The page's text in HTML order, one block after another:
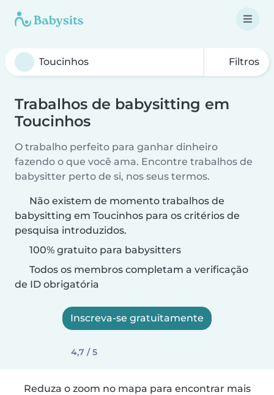
Filtros
Trabalhos de babysitting em
Toucinhos
O trabalho perfeito para ganhar dinheiro
fazendo o que você ama. Encontre trabalhos de
babysitter perto de si, nos seus termos.
Não existem de momento trabalhos de
babysitting em Toucinhos para os critérios de
pesquisa introduzidos.
100% gratuito para babysitters
Todos os membros completam a verificação
de ID obrigatória
Inscreva-se gratuitamente
4,7 / 5
Reduza o zoom no mapa para encontrar mais